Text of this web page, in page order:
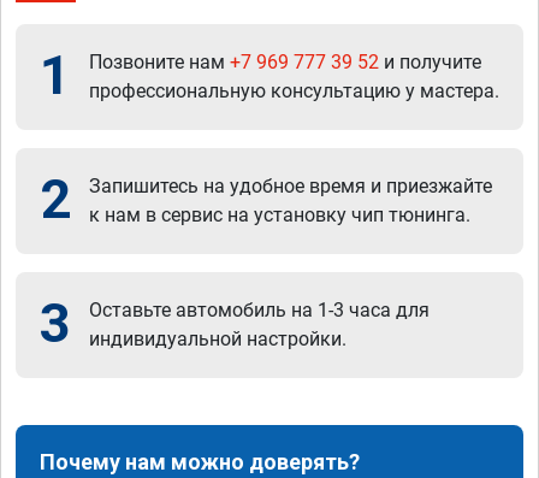
1 Позвоните нам +7 969 777 39 52 и получите
профессиональную консультацию у мастера.
2
Запишитесь на удобное время и приезжайте
к нам в сервис на установку чип тюнинга.
3
Оставьте автомобиль на 1-3 часа для
индивидуальной настройки.
Почему нам можно доверять?